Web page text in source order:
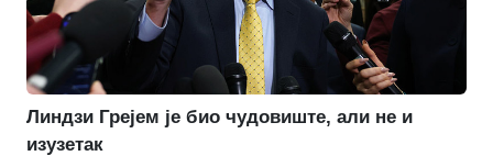
Линдзи Грејем је био чудовиште, али не и
изузетак